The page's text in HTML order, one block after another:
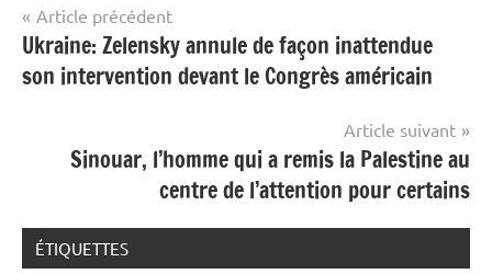
Navigation
de
l’article
Article précédent
Ukraine: Zelensky annule de façon inattendue
son intervention devant le Congrès américain
Article suivant
Sinouar, l’homme qui a remis la Palestine au
centre de l’attention pour certains
ÉTIQUETTES